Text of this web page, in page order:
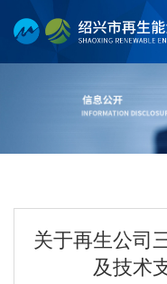
关于再生公司
及技术